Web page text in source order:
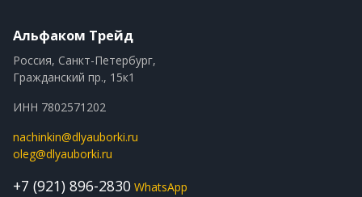
Альфаком Трейд
Россия, Санкт-Петербург,
Гражданский пр., 15к1
ИНН 7802571202
nachinkin@dlyauborki.ru
oleg@dlyauborki.ru
+7 (921) 896-2830 WhatsApp